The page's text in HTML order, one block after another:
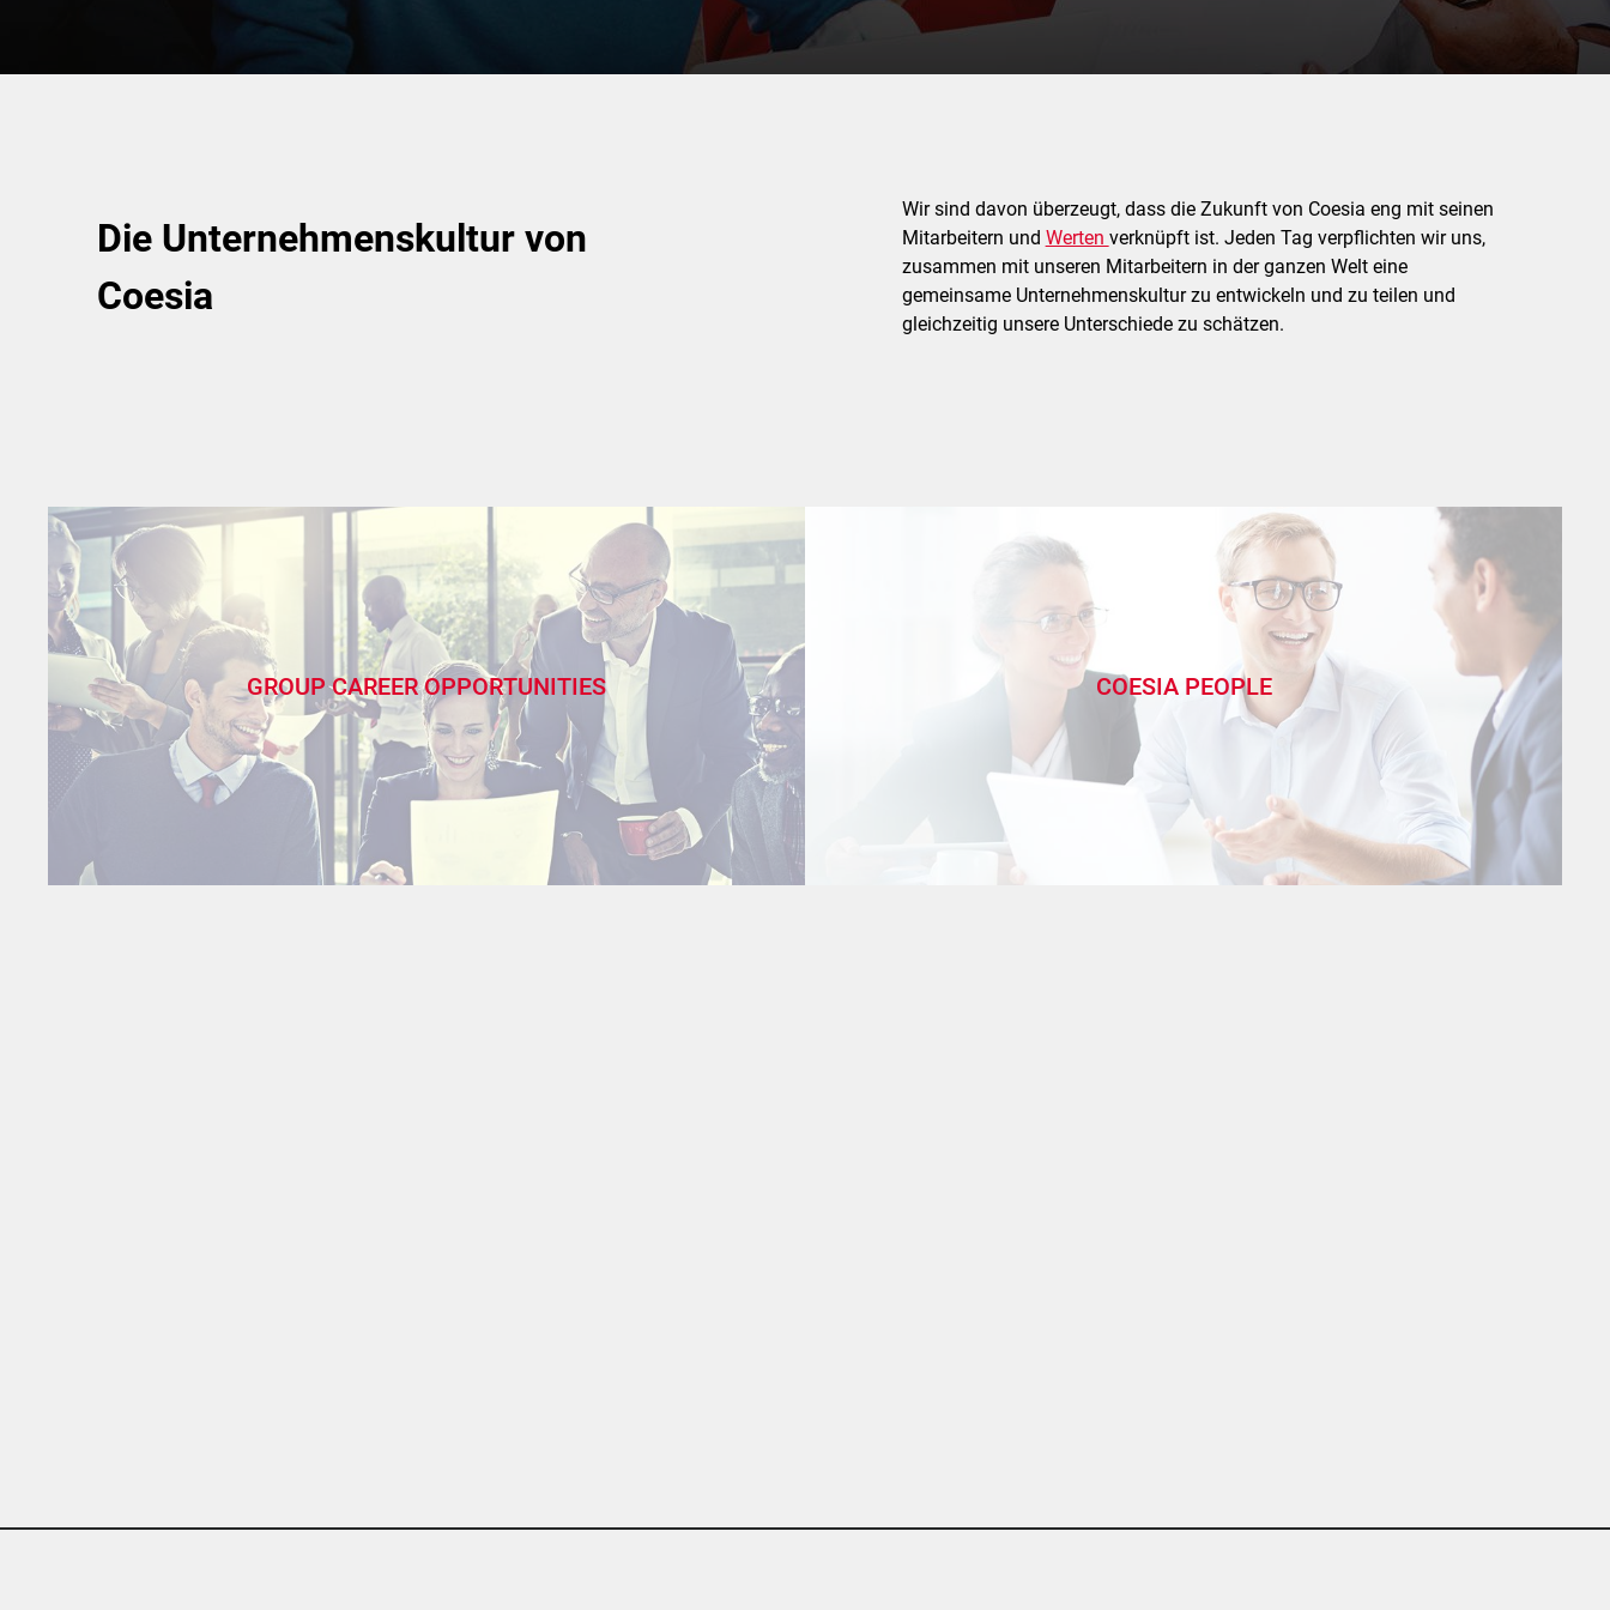
Die Unternehmenskultur von
Coesia
Wir sind davon überzeugt, dass die Zukunft von Coesia eng mit seinen
Mitarbeitern und Werten verknüpft ist. Jeden Tag verpflichten wir uns,
zusammen mit unseren Mitarbeitern in der ganzen Welt eine
gemeinsame Unternehmenskultur zu entwickeln und zu teilen und
gleichzeitig unsere Unterschiede zu schätzen.
GROUP CAREER OPPORTUNITIES COESIA PEOPLE